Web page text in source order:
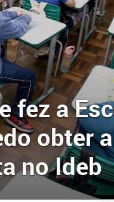
fez a
obter a
no Ideb